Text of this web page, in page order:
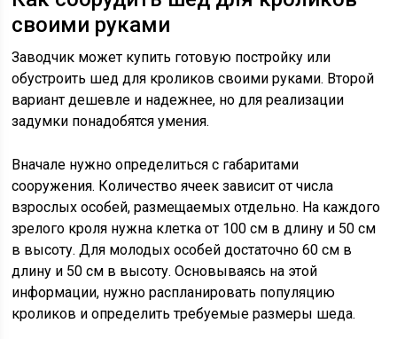
своими руками
Заводчик может купить готовую постройку или
обустроить шед для кроликов своими руками. Второй
вариант дешевле и надежнее, но для реализации
задумки понадобятся умения.
Вначале нужно определиться с габаритами
сооружения. Количество ячеек зависит от числа
взрослых особей, размещаемых отдельно. На каждого
зрелого кроля нужна клетка от 100 см в длину и 50 см
в высоту. Для молодых особей достаточно 60 см в
длину и 50 см в высоту. Основываясь на этой
информации, нужно распланировать популяцию
кроликов и определить требуемые размеры шеда.